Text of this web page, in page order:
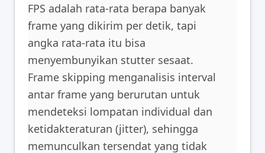
FPS adalah rata-rata berapa banyak
frame yang dikirim per detik, tapi
angka rata-rata itu bisa
menyembunyikan stutter sesaat.
Frame skipping menganalisis interval
antar frame yang berurutan untuk
mendeteksi lompatan individual dan
ketidakteraturan (jitter), sehingga
memunculkan tersendat yang tidak